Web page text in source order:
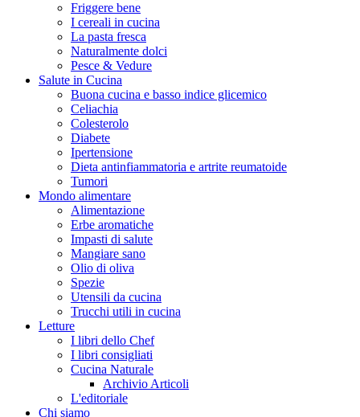
Friggere bene
I cereali in cucina
La pasta fresca
Naturalmente dolci
Pesce & Vedure
Salute in Cucina
Buona cucina e basso indice glicemico
Celiachia
Colesterolo
Diabete
Ipertensione
Dieta antinfiammatoria e artrite reumatoide
Tumori
Mondo alimentare
Alimentazione
Erbe aromatiche
Impasti di salute
Mangiare sano
Olio di oliva
Spezie
Utensili da cucina
Trucchi utili in cucina
Letture
I libri dello Chef
I libri consigliati
Cucina Naturale
Archivio Articoli
L'editoriale
Chi siamo